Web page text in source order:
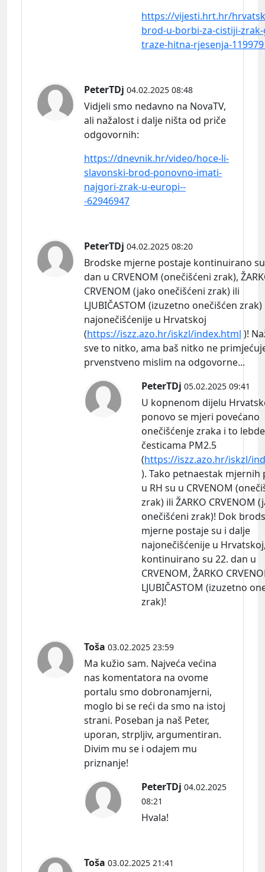
https://vijesti.hrt.hr/
brod-u-borbi-za-cistiji-
traze-hitna-rjesenja-
PeterTDj 04.02.2025 08:48
Vidjeli smo nedavno na NovaTV,
ali nažalost i dalje ništa od priče
odgovornih:
https://dnevnik.hr/video/hoce-li-
slavonski-brod-ponovno-imati-
najgori-zrak-u-europi--
-62946947
PeterTDj 04.02.2025 08:20
Brodske mjerne postaje kontinuirano
dan u CRVENOM (onečišćeni zrak),
CRVENOM (jako onečišćeni zrak) ili
LJUBIČASTOM (izuzetno onečišćen
najonečišćenije u Hrvatskoj
(https://iszz.azo.hr/iskzl/index.html )!
sve to nitko, ama baš nitko ne
prvenstveno mislim na odgovorne...
PeterTDj 05.02.2025 09:41
U kopnenom dijelu
ponovo se mjeri povećano
onečišćenje zraka i to
česticama PM2.5
(https://iszz.azo.hr/iskzl/
). Tako petnaestak mjernih
u RH su u CRVENOM
zrak) ili ŽARKO CRVENOM
onečišćeni zrak)! Dok
mjerne postaje su i dalje
najonečišćenije u
kontinuirano su 22. dan u
CRVENOM, ŽARKO
LJUBIČASTOM (izuzetno
zrak)!
Toša 03.02.2025 23:59
Ma kužio sam. Najveća većina
nas komentatora na ovome
portalu smo dobronamjerni,
moglo bi se reći da smo na istoj
strani. Poseban ja naš Peter,
uporan, strpljiv, argumentiran.
Divim mu se i odajem mu
priznanje!
PeterTDj 04.02.2025
08:21
Hvala!
Toša 03.02.2025 21:41